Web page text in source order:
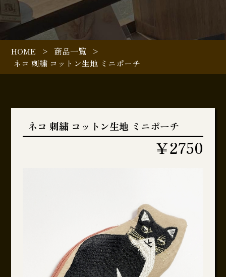
HOME > 商品一覧 >
ネコ 刺繍 コットン生地 ミニポーチ
ネコ 刺繍 コットン生地 ミニポーチ
￥2750